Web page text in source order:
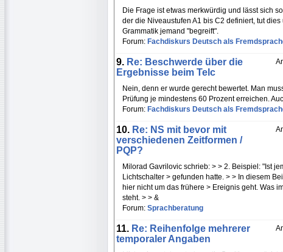
Die Frage ist etwas merkwürdig und lässt sich
der die Niveaustufen A1 bis C2 definiert, tut
Grammatik jemand "begreift".
Forum: Fachdiskurs Deutsch als
9. Re: Beschwerde über die
Ergebnisse beim Telc
Nein, denn er wurde gerecht bewertet. Man
Prüfung je mindestens 60 Prozent erreichen.
Forum: Fachdiskurs Deutsch als
10. Re: NS mit bevor mit
verschiedenen Zeitformen /
PQP?
Milorad Gavrilovic schrieb: > > 2. Beispiel: "Ist
Lichtschalter > gefunden hatte. > > In diesem
hier nicht um das frühere > Ereignis geht. Was
steht. > > &
Forum: Sprachberatung
11. Re: Reihenfolge mehrerer
temporaler Angaben